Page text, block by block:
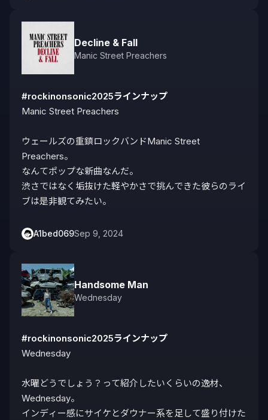
Decline & Fall
Manic Street Preachers
#rockinonsonic2025ラインナップ
Manic Street Preachers
ウェールズの重鎮ロックバンドManic Street
Preachers。
なんてポップな新曲なんだ。
渋さではなく垢抜けた軽やかさで挑んできた彼らのライ
ブは是非観てみたい。
A1bed069Sep 9, 2024
Handsome Man
Wednesday
#rockinonsonic2025ラインナップ
Wednesday
水曜どうでしょう？って紹介したいくらいの逸材、
Wednesday。
インディー感にサイケとダウナー系を足して盛り付けた